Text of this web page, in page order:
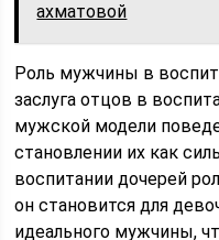
ахматовой
Роль мужчины в
заслуга отцов в
мужской модели
становлении их как
воспитании дочерей
он становится для
идеального мужчины,